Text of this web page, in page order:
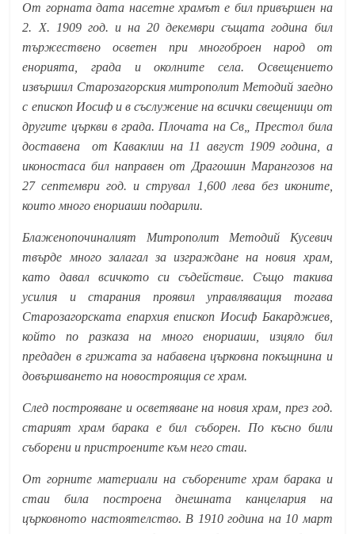
От горната дата насетне храмът е бил привършен на
2. X. 1909 год. и на 20 декември същата година бил
тържествено осветен при многоброен народ от
енорията, града и околните села. Освещението
извършил Старозагорския митрополит Методий заедно
с епископ Иосиф и в съслужение на всички свещеници от
другите църкви в града. Плочата на Св„ Престол била
доставена от Каваклии на 11 август 1909 година, а
иконостаса бил направен от Драгошин Марангозов на
27 септември год. и струвал 1,600 лева без иконите,
които много енориаши подарили.
Блаженопочиналият Митрополит Методий Кусевич
твърде много залагал за изграждане на новия храм,
като давал всичкото си съдействие. Също такива
усилия и старания проявил управляващия тогава
Старозагорската епархия епископ Иосиф Бакарджиев,
който по разказа на много енориаши, изцяло бил
предаден в грижата за набавена църковна покъщнина и
довършването на новостроящия се храм.
След построяване и осветяване на новия храм, през год.
старият храм барака е бил съборен. По късно били
съборени и пристроените към него стаи.
От горните материали на съборените храм барака и
стаи била построена днешната канцелария на
църковното настоятелство. В 1910 година на 10 март